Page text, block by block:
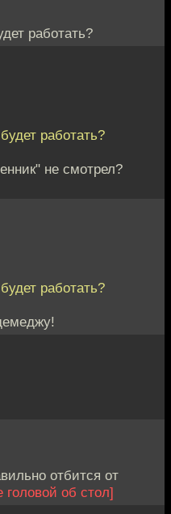
работать?
работать?
не смотрел?
работать?
отбится от
головой об стол]